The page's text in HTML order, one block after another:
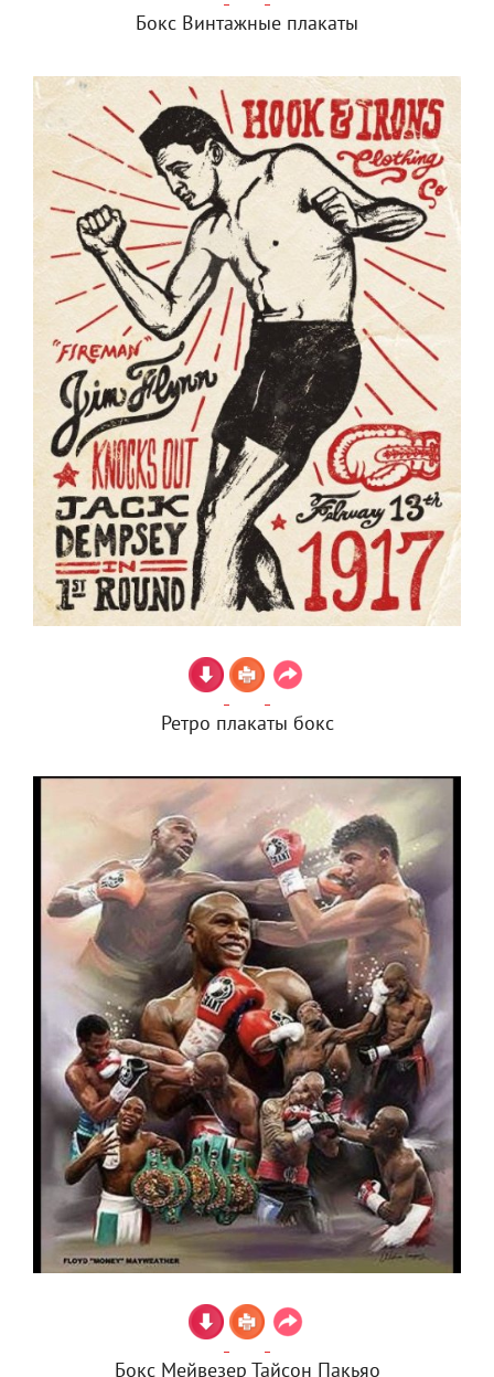
Бокс Винтажные плакаты
Ретро плакаты бокс